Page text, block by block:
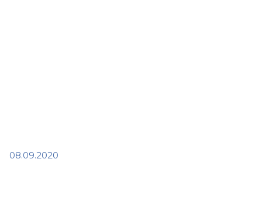
08.09.2020